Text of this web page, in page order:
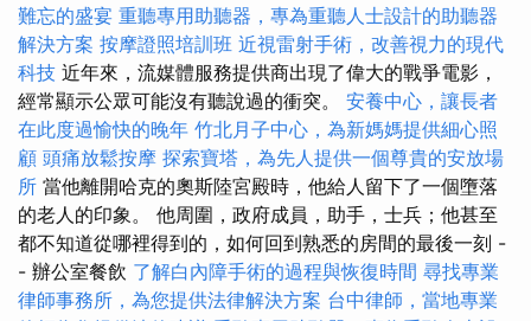
難忘的盛宴 重聽專用助聽器，專為重聽人士設計的助聽器
解決方案 按摩證照培訓班 近視雷射手術，改善視力的現代
科技 近年來，流媒體服務提供商出現了偉大的戰爭電影，
經常顯示公眾可能沒有聽說過的衝突。 安養中心，讓長者
在此度過愉快的晚年 竹北月子中心，為新媽媽提供細心照
顧 頭痛放鬆按摩 探索寶塔，為先人提供一個尊貴的安放場
所 當他離開哈克的奧斯陸宮殿時，他給人留下了一個墮落
的老人的印象。 他周圍，政府成員，助手，士兵；他甚至
都不知道從哪裡得到的，如何回到熟悉的房間的最後一刻 -
- 辦公室餐飲 了解白內障手術的過程與恢復時間 尋找專業
律師事務所，為您提供法律解決方案 台中律師，當地專業